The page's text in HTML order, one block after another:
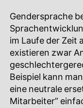
Gendersprache
im Laufe der Zeit
existieren zwar
Beispiel kann
eine neutrale
Mitarbeiter”